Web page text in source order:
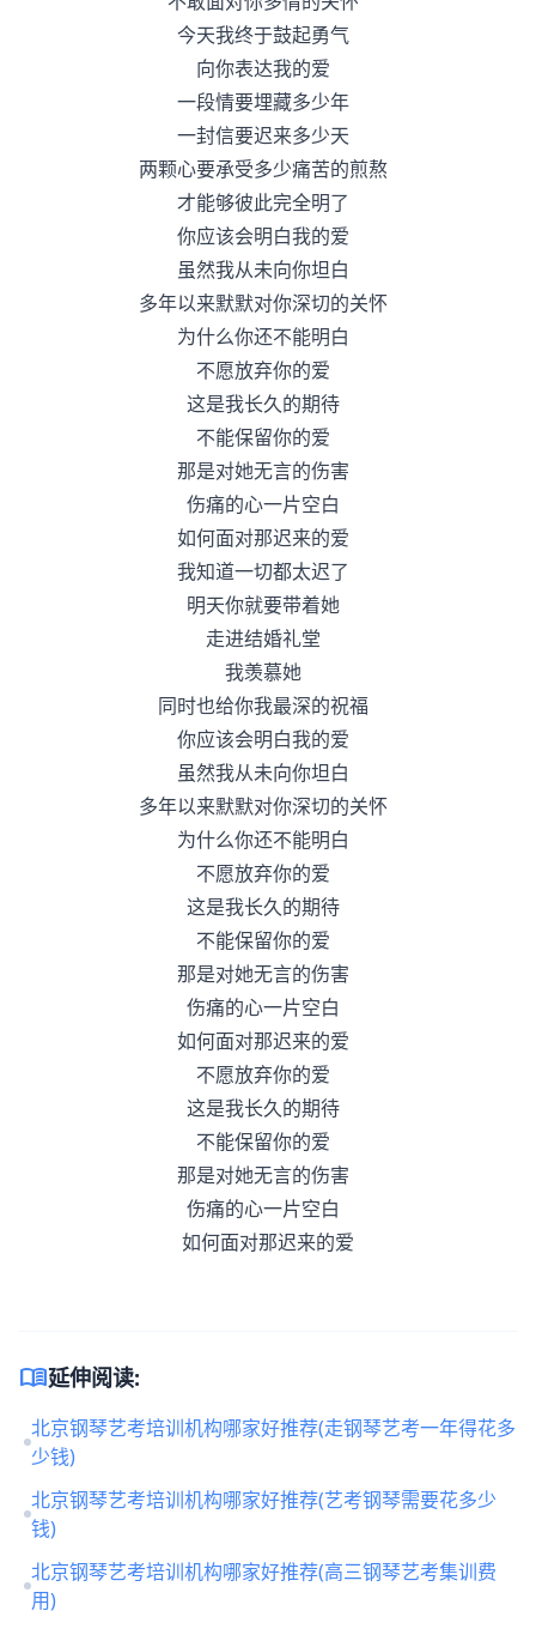
今天我终于鼓起勇气
向你表达我的爱
一段情要埋藏多少年
一封信要迟来多少天
两颗心要承受多少痛苦的煎熬
才能够彼此完全明了
你应该会明白我的爱
虽然我从未向你坦白
多年以来默默对你深切的关怀
为什么你还不能明白
不愿放弃你的爱
这是我长久的期待
不能保留你的爱
那是对她无言的伤害
伤痛的心一片空白
如何面对那迟来的爱
我知道一切都太迟了
明天你就要带着她
走进结婚礼堂
我羡慕她
同时也给你我最深的祝福
你应该会明白我的爱
虽然我从未向你坦白
多年以来默默对你深切的关怀
为什么你还不能明白
不愿放弃你的爱
这是我长久的期待
不能保留你的爱
那是对她无言的伤害
伤痛的心一片空白
如何面对那迟来的爱
不愿放弃你的爱
这是我长久的期待
不能保留你的爱
那是对她无言的伤害
伤痛的心一片空白
如何面对那迟来的爱
menu_book延伸阅读:
北京钢琴艺考培训机构哪家好推荐(走钢琴艺考一年得花多
少钱)
北京钢琴艺考培训机构哪家好推荐(艺考钢琴需要花多少
钱)
北京钢琴艺考培训机构哪家好推荐(高三钢琴艺考集训费
用)